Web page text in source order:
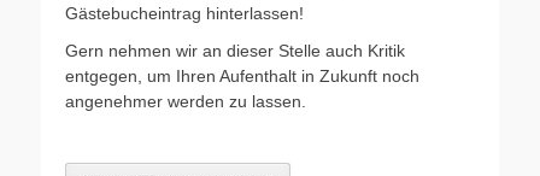
Gästebucheintrag hinterlassen!
Gern nehmen wir an dieser Stelle auch Kritik
entgegen, um Ihren Aufenthalt in Zukunft noch
angenehmer werden zu lassen.